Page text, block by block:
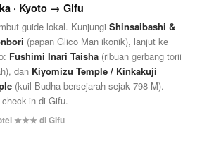
· Kyoto → Gifu
guide lokal. Kunjungi Shinsaibashi &
(papan Glico Man ikonik), lanjut ke
Fushimi Inari Taisha (ribuan gerbang torii
dan Kiyomizu Temple / Kinkakuji
(kuil Budha bersejarah sejak 798 M).
in di Gifu.
★★★ di Gifu